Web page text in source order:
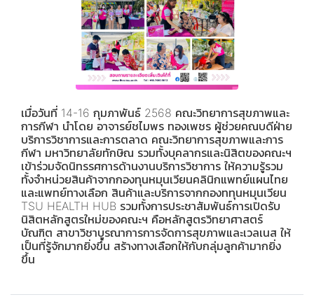
เมื่อวันที่ 14-16 กุมภาพันธ์ 2568 คณะวิทยาการสุขภาพและ
การกีฬา นำโดย อาจารย์ชไมพร ทองเพชร ผู้ช่วยคณบดีฝ่าย
บริการวิชาการและการตลาด คณะวิทยาการสุขภาพและการ
กีฬา มหาวิทยาลัยทักษิณ รวมทั้งบุคลากรและนิสิตของคณะฯ
เข้าร่วมจัดนิทรรศการด้านงานบริการวิชาการ ให้ความรู้รวม
ทั้งจำหน่วยสินค้าจากกองทุนหมุนเวียนคลินิกแพทย์แผนไทย
และแพทย์ทางเลือก สินค้าและบริการจากกองททุนหมุนเวียน
TSU HEALTH HUB รวมทั้งการประชาสัมพันธ์การเปิดรับ
นิสิตหลักสูตรใหม่ของคณะฯ คือหลักสูตรวิทยาศาสตร์
บัณฑิต สาขาวิชาบูรณาการการจัดการสุขภาพและเวลเนส ให้
เป็นที่รู้จักมากยิ่งขึ้น สร้างทางเลือกให้กับกลุ่มลูกค้ามากยิ่ง
ขึ้น